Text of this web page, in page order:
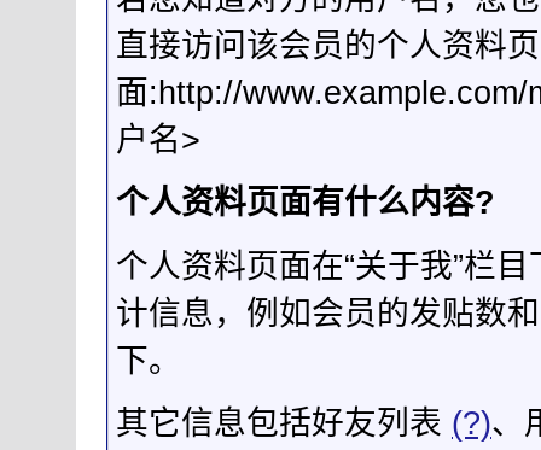
直接访问该会员的个人资料页
面:http://
户名>
个人资料页面有什么内容?
个人资料页面在“关于我”栏
计信息，例如会员的发贴数
下。
其它信息包括好友列表 (?)、